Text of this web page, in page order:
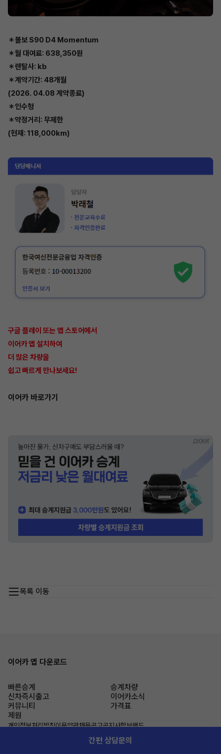
＊볼보 S90 D4 Momentum
＊월 대여료: 638,350원
＊렌탈사: kb
＊계약기간: 48개월
(2026. 04.08 계약종료)
＊인수형
＊약정거리: 무제한
(현재: 118,000km)
구글 플레이 또는 앱 스토어에서
이어카 앱 설치하여
더 많은 차량을
쉽고 빠르게 만나보세요!
이어카 바로가기
목록 이동
이어카 앱 다운로드
빠른승계
승계차량
신차즉시출고
이어카소식
커뮤니티
가격표
제원
개인정보처리방침이용약관채용공고공지사항브랜드
간편 상담문의